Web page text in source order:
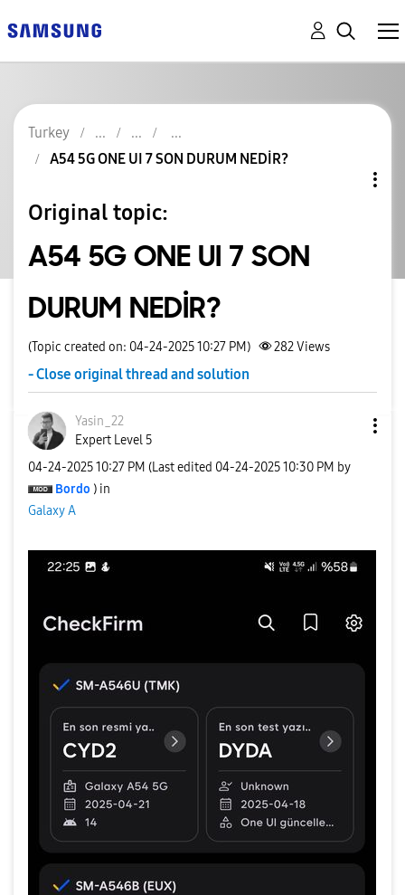
Turkey
A54 5G ONE UI 7 SON DURUM NEDİR?
Original topic:
A54 5G ONE UI 7 SON
DURUM NEDİR?
(Topic created on: 04-24-2025 10:27 PM) 282Views
- Close original thread and solution
Yasin_22
Expert Level 5
‎04-24-202510:27 PM (Last edited ‎04-24-202510:30 PM by
Bordo ) in
Galaxy A